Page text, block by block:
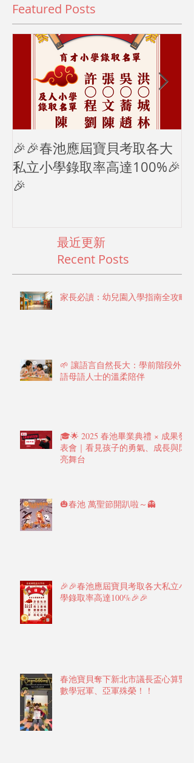
Featured Posts
🎉🎉春池應屆寶貝考取各大
私立小學錄取率高達100%🎉
🎉
最近更新
Recent Posts
家長必讀：幼兒園入學指南全攻略
🌱 讓語言自然長大：學前階段外
語母語人士的溫柔陪伴
🎓🌟 2025 春池畢業典禮 × 成果發
表會｜看見孩子的勇氣、成長與閃
亮舞台
🎃春池 萬聖節開趴啦～👻
🎉🎉春池應屆寶貝考取各大私立小
學錄取率高達100%🎉🎉
春池寶貝奪下新北市議長盃心算暨
數學冠軍、亞軍殊榮！！